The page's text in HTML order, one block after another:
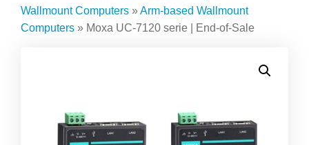
Wallmount Computers »Arm-based Wallmount
Computers » Moxa UC-7120 serie | End-of-Sale